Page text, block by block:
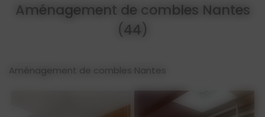
Aménagement de combles Nantes
(44)
Aménagement de combles Nantes